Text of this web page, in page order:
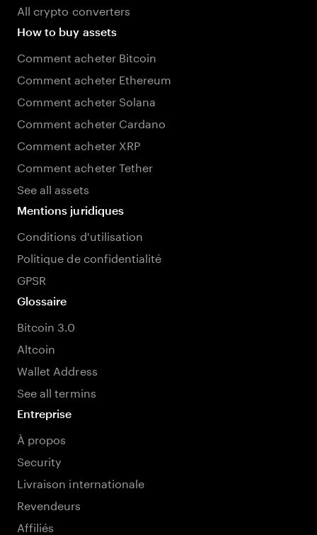
All crypto converters
How to buy assets
Comment acheter Bitcoin
Comment acheter Ethereum
Comment acheter Solana
Comment acheter Cardano
Comment acheter XRP
Comment acheter Tether
See all assets
Mentions juridiques
Conditions d'utilisation
Politique de confidentialité
GPSR
Glossaire
Bitcoin 3.0
Altcoin
Wallet Address
See all termins
Entreprise
À propos
Security
Livraison internationale
Revendeurs
Affiliés